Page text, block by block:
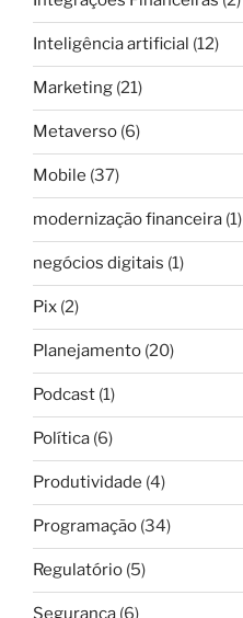
Inteligência artificial (12)
Marketing (21)
Metaverso (6)
Mobile (37)
modernização financeira (1)
negócios digitais (1)
Pix (2)
Planejamento (20)
Podcast (1)
Política (6)
Produtividade (4)
Programação (34)
Regulatório (5)
Segurança (6)